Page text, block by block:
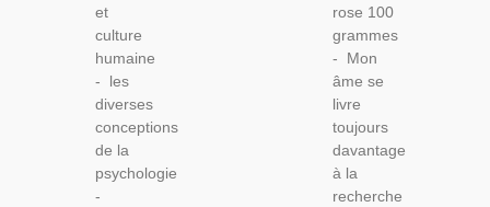
et
culture
humaine
- les
diverses
conceptions
de la
psychologie
-
rose 100
grammes
- Mon
âme se
livre
toujours
davantage
à la
recherche